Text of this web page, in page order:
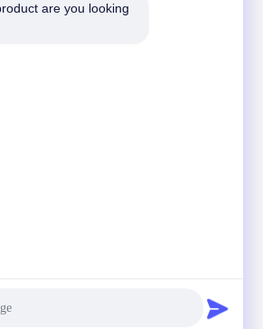
Reserved.
are you looking